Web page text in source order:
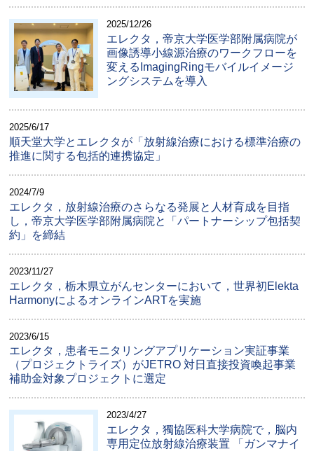
2025/12/26
エレクタ，帝京大学医学部附属病院が
画像誘導小線源治療のワークフローを
変えるImagingRingモバイルイメージ
ングシステムを導入
2025/6/17
順天堂大学とエレクタが「放射線治療における標準治療の
推進に関する包括的連携協定」
2024/7/9
エレクタ，放射線治療のさらなる発展と人材育成を目指
し，帝京大学医学部附属病院と「パートナーシップ包括契
約」を締結
2023/11/27
エレクタ，栃木県立がんセンターにおいて，世界初Elekta
HarmonyによるオンラインARTを実施
2023/6/15
エレクタ，患者モニタリングアプリケーション実証事業
（プロジェクトライズ）がJETRO 対日直接投資喚起事業
補助金対象プロジェクトに選定
2023/4/27
エレクタ，獨協医科大学病院で，脳内
専用定位放射線治療装置 「ガンマナイ